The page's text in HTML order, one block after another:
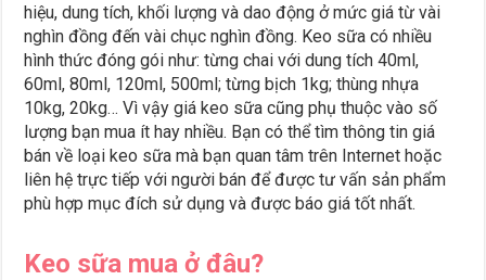
hiệu, dung tích, khối lượng và dao động ở mức giá từ vài
nghìn đồng đến vài chục nghìn đồng. Keo sữa có nhiều
hình thức đóng gói như: từng chai với dung tích 40ml,
60ml, 80ml, 120ml, 500ml; từng bịch 1kg; thùng nhựa
10kg, 20kg… Vì vậy giá keo sữa cũng phụ thuộc vào số
lượng bạn mua ít hay nhiều. Bạn có thể tìm thông tin giá
bán về loại keo sữa mà bạn quan tâm trên Internet hoặc
liên hệ trực tiếp với người bán để được tư vấn sản phẩm
phù hợp mục đích sử dụng và được báo giá tốt nhất.
Keo sữa mua ở đâu?